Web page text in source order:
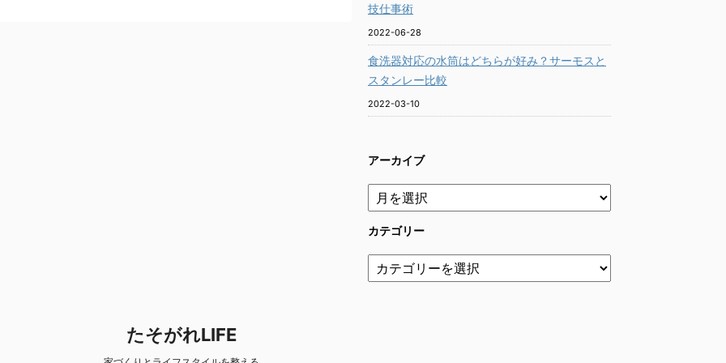
技仕事術
2022-06-28
食洗器対応の水筒はどちらが好み？サーモスと
スタンレー比較
2022-03-10
アーカイブ
カテゴリー
たそがれLIFE